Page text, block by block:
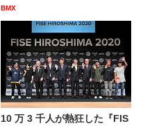
BMX
10 万 3 千人が熱狂した『FIS